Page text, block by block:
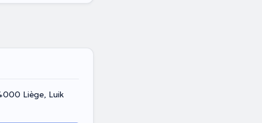
Liège, Luik